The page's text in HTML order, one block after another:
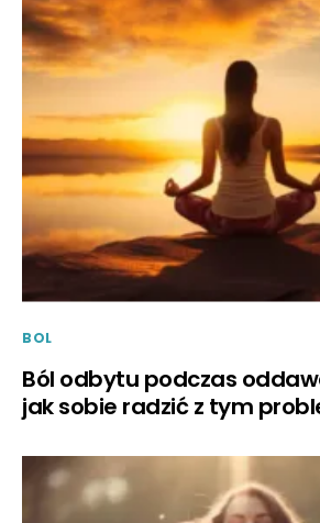
BOL
Ból odbytu podczas
jak sobie radzić z tym